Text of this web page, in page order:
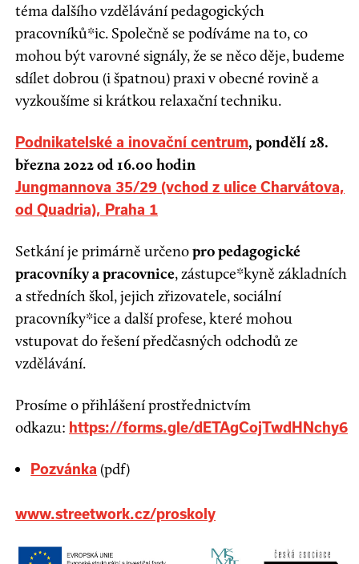
téma dalšího vzdělávání pedagogických
pracovníků*ic. Společně se podíváme na to, co
mohou být varovné signály, že se něco děje, budeme
sdílet dobrou (i špatnou) praxi v obecné rovině a
vyzkoušíme si krátkou relaxační techniku.
Podnikatelské a inovační centrum, pondělí 28.
března 2022 od 16.00 hodin
Jungmannova 35/29 (vchod z ulice Charvátova,
od Quadria), Praha 1
Setkání je primárně určenopro pedagogické
pracovníky a pracovnice, zástupce*kyně základních
a středních škol, jejich zřizovatele, sociální
pracovníky*ice a další profese, které mohou
vstupovat do řešení předčasných odchodů ze
vzdělávání.
Prosíme o přihlášení prostřednictvím
odkazu: https://forms.gle/dETAgCojTwdHNchy6
Pozvánka (pdf)
www.streetwork.cz/proskoly